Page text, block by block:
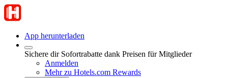
App herunterladen
Sichere dir Sofortrabatte dank Preisen für Mitglieder
Anmelden
Mehr zu Hotels.com Rewards